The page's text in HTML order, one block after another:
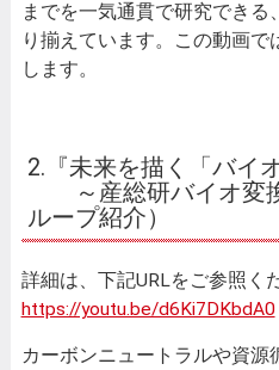
までを一気通貫で研究できる
り揃えています。この動画
します。
2.『未来を描く「バイ
～産総研バイオ変
ループ紹介）
詳細は、下記URLをご参照く
https://youtu.be/d6Ki7DKbdA0
カーボンニュートラルや資源